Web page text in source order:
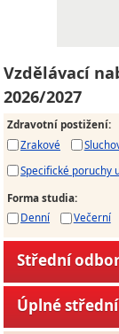
Vzdělávací
2026/2027
Zdravotní postižení:
Zrakové
Specifické poruchy
Forma studia:
Denní
Večerní
Střední
Úplné